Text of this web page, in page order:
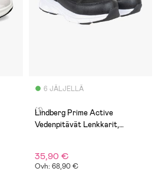
6 JÄLJELLÄ
(1)
Lindberg Prime Active
Vedenpitävät Lenkkarit,
35,90 €
Ovh: 68,90 €